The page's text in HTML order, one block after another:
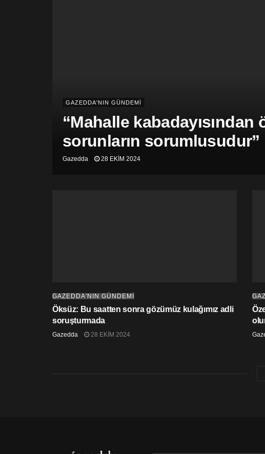
GAZEDDA'NIN GÜNDEMİ
“Mahalle
sorunların sorumlusudur”
Gazedda 28 EKIM 2024
GAZEDDA'NIN GÜNDEMİ
Öksüz: Bu saatten sonra gözümüz kulağımız adli
soruşturmada
Gazedda 28 EKIM 2024